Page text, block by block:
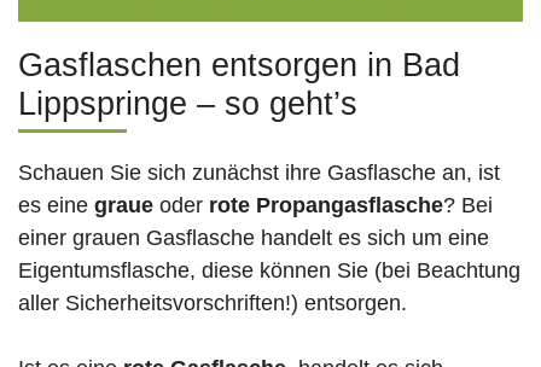
Gasflaschen entsorgen in Bad
Lippspringe – so geht’s
Schauen Sie sich zunächst ihre Gasflasche an, ist
es eine graue oder rote Propangasflasche? Bei
einer grauen Gasflasche handelt es sich um eine
Eigentumsflasche, diese können Sie (bei Beachtung
aller Sicherheitsvorschriften!) entsorgen.